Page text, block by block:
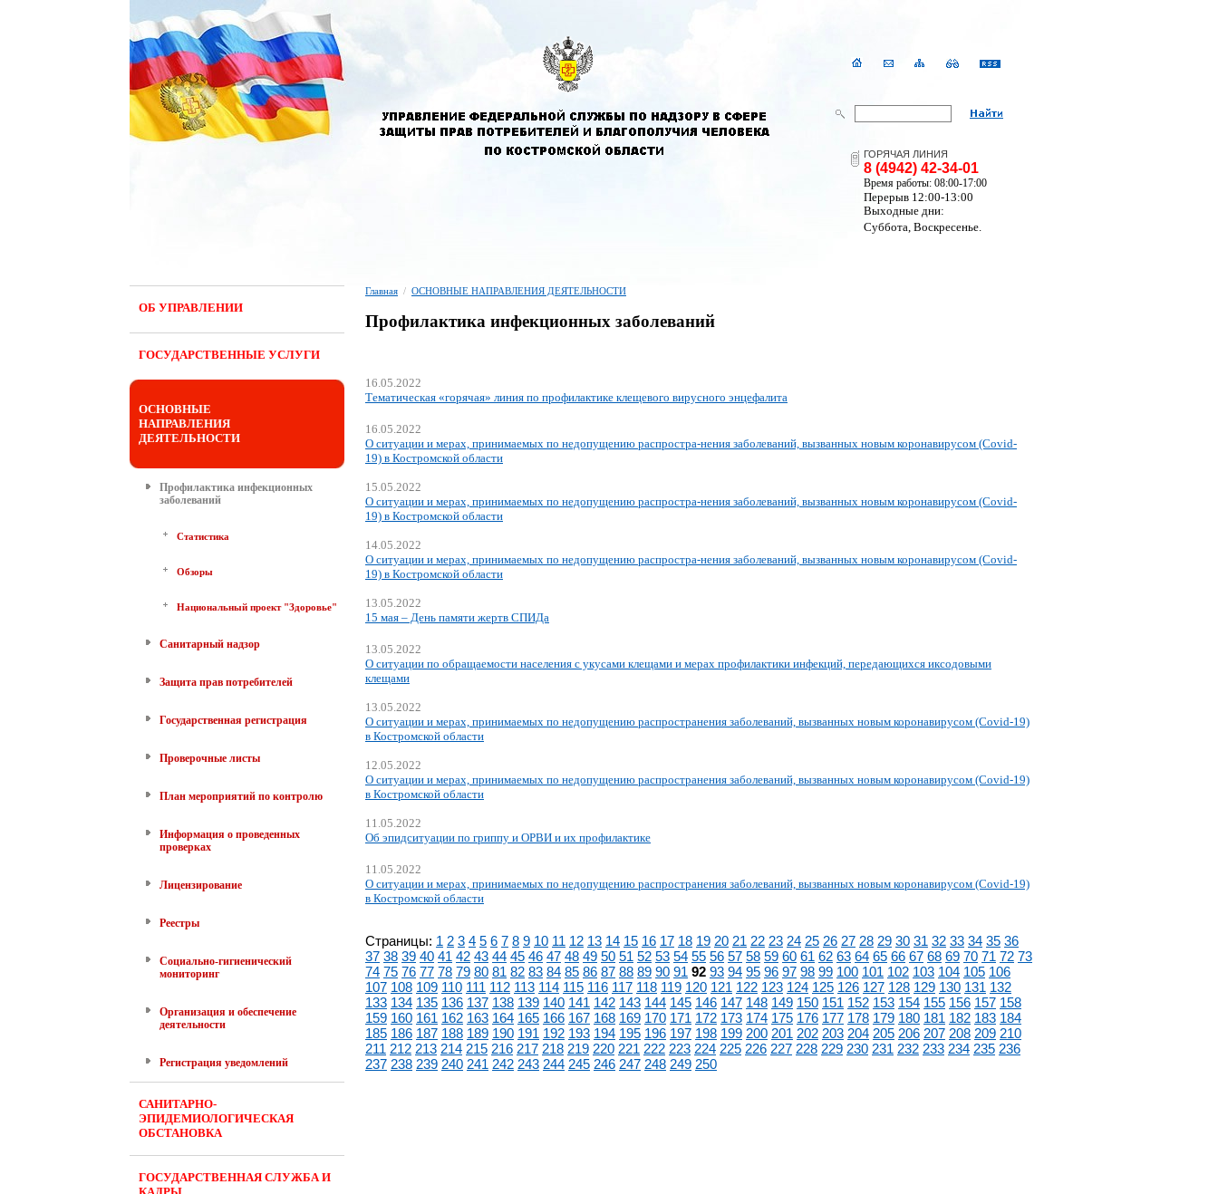
ГОРЯЧАЯ ЛИНИЯ
8 (4942) 42-34-01
Время работы: 08:00-17:00
Перерыв 12:00-13:00
Выходные дни:
Суббота, Воскресенье.
ОБ УПРАВЛЕНИИ
ГОСУДАРСТВЕННЫЕ УСЛУГИ
ОСНОВНЫЕ
НАПРАВЛЕНИЯ
ДЕЯТЕЛЬНОСТИ
Профилактика инфекционных
заболеваний
Статистика
Обзоры
Национальный проект "Здоровье"
Санитарный надзор
Защита прав потребителей
Государственная регистрация
Проверочные листы
План мероприятий по контролю
Информация о проведенных
проверках
Лицензирование
Реестры
Социально-гигиенический
мониторинг
Организация и обеспечение
деятельности
Регистрация уведомлений
САНИТАРНО-
ЭПИДЕМИОЛОГИЧЕСКАЯ
ОБСТАНОВКА
ГОСУДАРСТВЕННАЯ СЛУЖБА И
Главная / ОСНОВНЫЕ НАПРАВЛЕНИЯ ДЕЯТЕЛЬНОСТИ
Профилактика инфекционных заболеваний
16.05.2022
Тематическая «горячая» линия по профилактике клещевого вирусного энцефалита
16.05.2022
О ситуации и мерах, принимаемых по недопущению распростра-нения заболеваний, вызванных новым коронавирусом (Covid-
19) в Костромской области
15.05.2022
О ситуации и мерах, принимаемых по недопущению распростра-нения заболеваний, вызванных новым коронавирусом (Covid-
19) в Костромской области
14.05.2022
О ситуации и мерах, принимаемых по недопущению распростра-нения заболеваний, вызванных новым коронавирусом (Covid-
19) в Костромской области
13.05.2022
15 мая – День памяти жертв СПИДа
13.05.2022
О ситуации по обращаемости населения с укусами клещами и мерах профилактики инфекций, передающихся иксодовыми
клещами
13.05.2022
О ситуации и мерах, принимаемых по недопущению распространения заболеваний, вызванных новым коронавирусом (Covid-19)
в Костромской области
12.05.2022
О ситуации и мерах, принимаемых по недопущению распространения заболеваний, вызванных новым коронавирусом (Covid-19)
в Костромской области
11.05.2022
Об эпидситуации по гриппу и ОРВИ и их профилактике
11.05.2022
О ситуации и мерах, принимаемых по недопущению распространения заболеваний, вызванных новым коронавирусом (Covid-19)
в Костромской области
Страницы: 1 2 3 4 5 6 7 8 9 10 11 12 13 14 15 16 17 18 19 20 21 22 23 24 25 26 27 28 29 30 31 32 33 34 35 36
37 38 39 40 41 42 43 44 45 46 47 48 49 50 51 52 53 54 55 56 57 58 59 60 61 62 63 64 65 66 67 68 69 70 71 72 73
74 75 76 77 78 79 80 81 82 83 84 85 86 87 88 89 90 91 92 93 94 95 96 97 98 99 100 101 102 103 104 105 106
107 108 109 110 111 112 113 114 115 116 117 118 119 120 121 122 123 124 125 126 127 128 129 130 131 132
133 134 135 136 137 138 139 140 141 142 143 144 145 146 147 148 149 150 151 152 153 154 155 156 157 158
159 160 161 162 163 164 165 166 167 168 169 170 171 172 173 174 175 176 177 178 179 180 181 182 183 184
185 186 187 188 189 190 191 192 193 194 195 196 197 198 199 200 201 202 203 204 205 206 207 208 209 210
211 212 213 214 215 216 217 218 219 220 221 222 223 224 225 226 227 228 229 230 231 232 233 234 235 236
237 238 239 240 241 242 243 244 245 246 247 248 249 250